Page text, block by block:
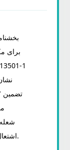
برای
اشتعال ثانویه در سطح زمین جلوگیری می‌کند.